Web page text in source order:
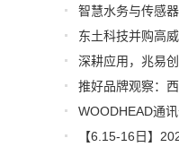
智慧水务与传感器
东土科技并购高